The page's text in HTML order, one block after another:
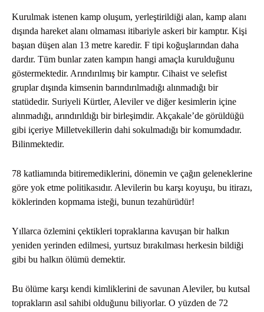
Kurulmak istenen kamp oluşum, yerleştirildiği alan, kamp alanı
dışında hareket alanı olmaması itibariyle askeri bir kamptır. Kişi
başıan düşen alan 13 metre karedir. F tipi koğuşlarından daha
dardır. Tüm bunlar zaten kampın hangi amaçla kurulduğunu
göstermektedir. Arındırılmış bir kamptır. Cihaist ve selefist
gruplar dışında kimsenin barındırılmadığı alınmadığı bir
statüdedir. Suriyeli Kürtler, Aleviler ve diğer kesimlerin içine
alınmadığı, arındırıldığı bir birleşimdir. Akçakale’de görüldüğü
gibi içeriye Milletvekillerin dahi sokulmadığı bir komumdadır.
Bilinmektedir.
78 katliamında bitiremediklerini, dönemin ve çağın geleneklerine
göre yok etme politikasıdır. Alevilerin bu karşı koyuşu, bu itirazı,
köklerinden kopmama isteği, bunun tezahürüdür!
Yıllarca özlemini çektikleri topraklarına kavuşan bir halkın
yeniden yerinden edilmesi, yurtsuz bırakılması herkesin bildiği
gibi bu halkın ölümü demektir.
Bu ölüme karşı kendi kimliklerini de savunan Aleviler, bu kutsal
toprakların asıl sahibi olduğunu biliyorlar. O yüzden de 72